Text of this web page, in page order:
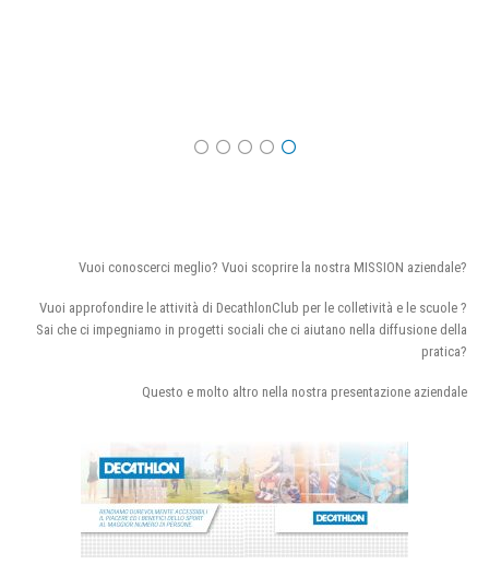
Vuoi conoscerci meglio? Vuoi scoprire la nostra MISSION aziendale?
Vuoi approfondire le attività di DecathlonClub per le colletività e le scuole ?
Sai che ci impegniamo in progetti sociali che ci aiutano nella diffusione della
pratica?
Questo e molto altro nella nostra presentazione aziendale